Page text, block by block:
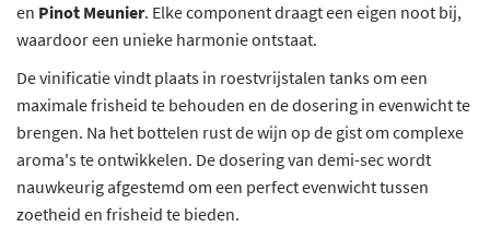
en Pinot Meunier. Elke component draagt een eigen noot bij,
waardoor een unieke harmonie ontstaat.
De vinificatie vindt plaats in roestvrijstalen tanks om een
maximale frisheid te behouden en de dosering in evenwicht te
brengen. Na het bottelen rust de wijn op de gist om complexe
aroma's te ontwikkelen. De dosering van demi-sec wordt
nauwkeurig afgestemd om een perfect evenwicht tussen
zoetheid en frisheid te bieden.